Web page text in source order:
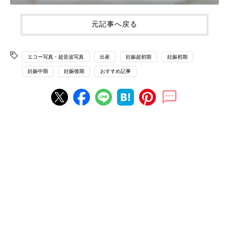
元記事へ戻る
エコー写真・超音波写真 出産 妊娠超初期 妊娠初期
妊娠中期 妊娠後期 おすすめ記事